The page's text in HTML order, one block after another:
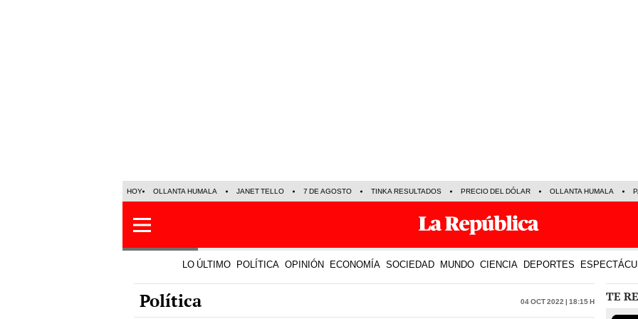
HOY OLLANTA HUMALA JANET TELLO 7 DE AGOSTO TINKA RESULTADOS PRECIO DEL DÓLAR OLLANTA HUMALA
LO ÚLTIMO POLÍTICA OPINIÓN ECONOMÍA SOCIEDAD MUNDO CIENCIA DEPORTES
Política 04 Oct 2022 | 18:15 h TE